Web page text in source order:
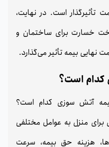
تأثیرگذار است. در نهایت،
خسارت برای ساختمان و
نهایی بیمه تأثیر می‌گذارد.
کدام است؟
آتش سوزی کدام است؟
منزل به عوامل مختلفی
هزینه حق بیمه، سرعت